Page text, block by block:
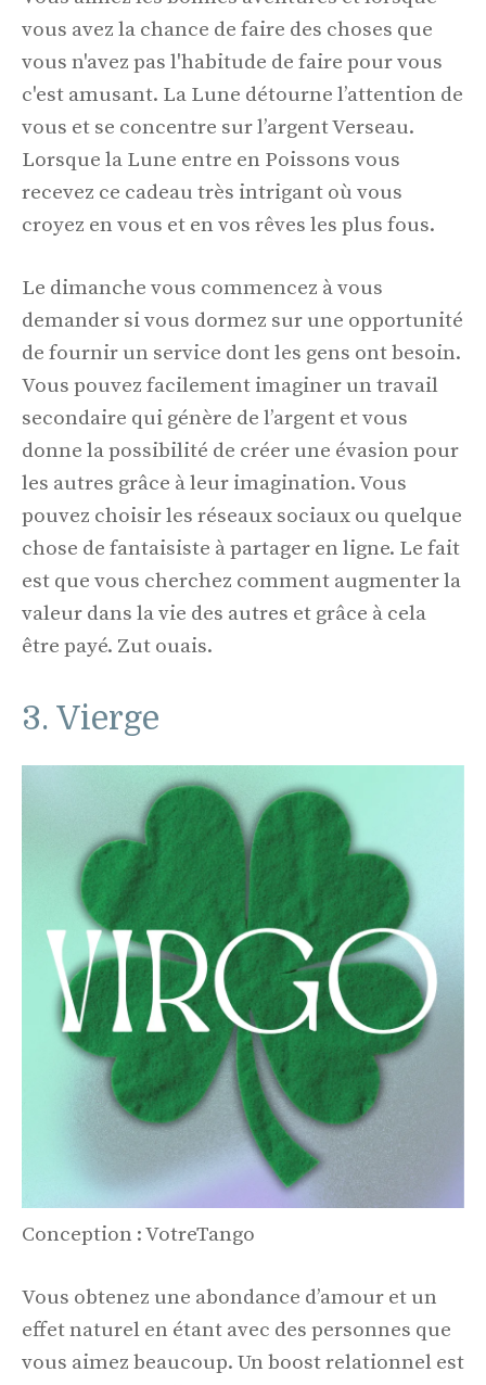
vous avez la chance de faire des choses que
vous n'avez pas l'habitude de faire pour vous
c'est amusant. La Lune détourne l’attention de
vous et se concentre sur l’argent Verseau.
Lorsque la Lune entre en Poissons vous
recevez ce cadeau très intrigant où vous
croyez en vous et en vos rêves les plus fous.
Le dimanche vous commencez à vous
demander si vous dormez sur une opportunité
de fournir un service dont les gens ont besoin.
Vous pouvez facilement imaginer un travail
secondaire qui génère de l’argent et vous
donne la possibilité de créer une évasion pour
les autres grâce à leur imagination. Vous
pouvez choisir les réseaux sociaux ou quelque
chose de fantaisiste à partager en ligne. Le fait
est que vous cherchez comment augmenter la
valeur dans la vie des autres et grâce à cela
être payé. Zut ouais.
3. Vierge
Conception : VotreTango
Vous obtenez une abondance d’amour et un
effet naturel en étant avec des personnes que
vous aimez beaucoup. Un boost relationnel est